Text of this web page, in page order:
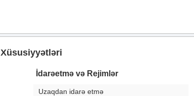
Xüsusiyyətləri
İdarəetmə və Rejimlər
Uzaqdan idarə etmə